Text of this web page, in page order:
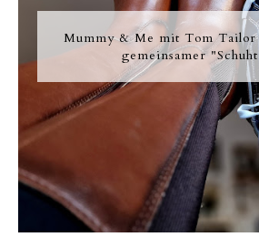
Mummy & Me mit Tom Tailor
gemeinsamer